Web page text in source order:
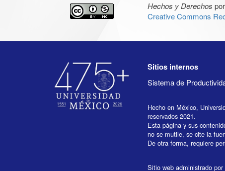
Hechos y Derechos por
Creative Commons
Sitios internos
Sistema de
Hecho en México,
reservados 2021.
Esta página y sus
no se mutile, se cite la
De otra forma, requiere
Sitio web administrado